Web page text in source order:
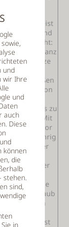
der erste
sich da meist
Deutschland
ist das nicht:
Deutschen ganz
Kurze
Kosten für
Straßen
„Urlaub von
Küste bis zu
Mit
praktisch vor
Als ganzjährig
Jahren der
das größte
zu dem der
und eine
Urlaub
von
bis zu
Wald lässt
und
wir Ihre
und
auch
Diese
können
die
stehen.
sind,
in